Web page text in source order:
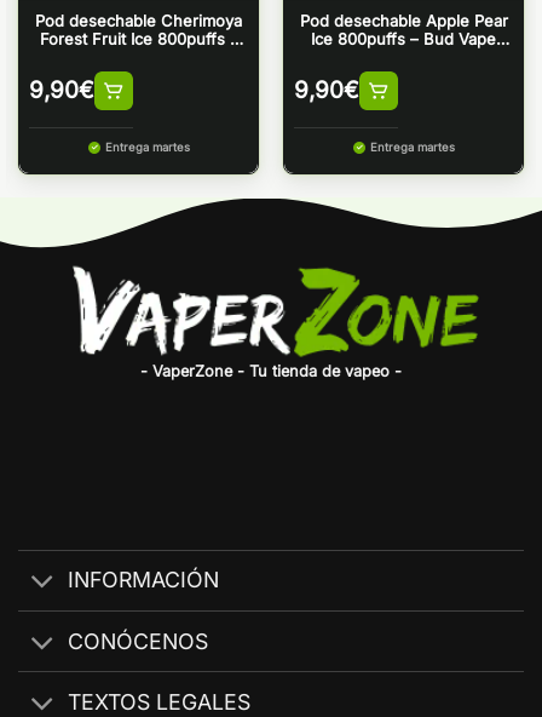
Pod desechable Cherimoya
Forest Fruit Ice 800puffs –
9,90€
Entrega martes
Pod desechable Apple Pear
Ice 800puffs – Bud Vape
9,90€
Entrega martes
- VaperZone - Tu tienda de vapeo -
INFORMACIÓN
CONÓCENOS
TEXTOS LEGALES